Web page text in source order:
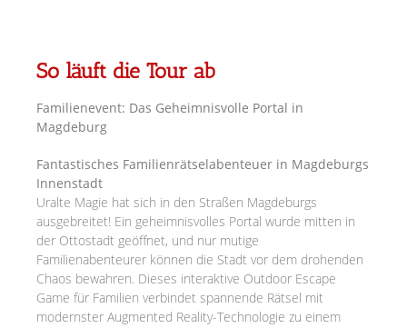
So läuft die Tour ab
Familienevent: Das Geheimnisvolle Portal in
Magdeburg
Fantastisches Familienrätselabenteuer in Magdeburgs
Innenstadt
Uralte Magie hat sich in den Straßen Magdeburgs
ausgebreitet! Ein geheimnisvolles Portal wurde mitten in
der Ottostadt geöffnet, und nur mutige
Familienabenteurer können die Stadt vor dem drohenden
Chaos bewahren. Dieses interaktive Outdoor Escape
Game für Familien verbindet spannende Rätsel mit
modernster Augmented Reality-Technologie zu einem